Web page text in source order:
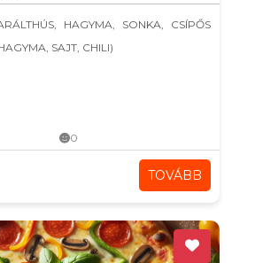
HAGYMA, SONKA, CSÍPŐS
SAJT, CHILI)
0
TOVÁBB